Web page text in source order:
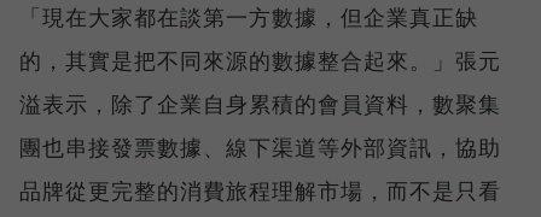
「現在大家都在談第一方數據，但企業真正缺
的，其實是把不同來源的數據整合起來。」張元
溢表示，除了企業自身累積的會員資料，數聚集
團也串接發票數據、線下渠道等外部資訊，協助
品牌從更完整的消費旅程理解市場，而不是只看